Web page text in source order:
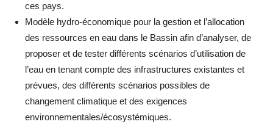
ces pays.
Modèle hydro-économique pour la gestion et l’allocation
des ressources en eau dans le Bassin afin d’analyser, de
proposer et de tester différents scénarios d’utilisation de
l’eau en tenant compte des infrastructures existantes et
prévues, des différents scénarios possibles de
changement climatique et des exigences
environnementales/écosystémiques.